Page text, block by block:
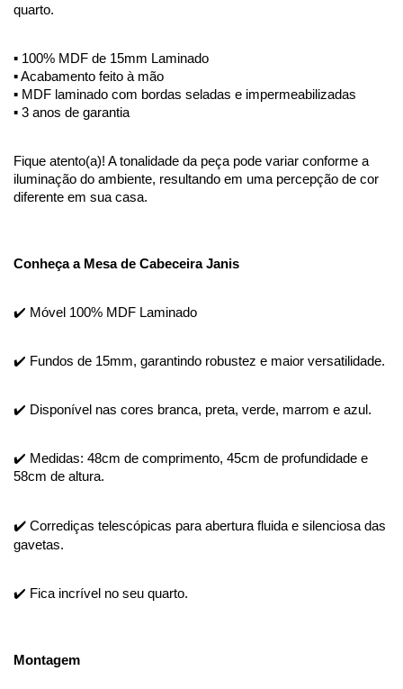
quarto.
▪️ 100% MDF de 15mm Laminado
▪️ Acabamento feito à mão
▪️ MDF laminado com bordas seladas e impermeabilizadas
▪️ 3 anos de garantia
Fique atento(a)! A tonalidade da peça pode variar conforme a
iluminação do ambiente, resultando em uma percepção de cor
diferente em sua casa.
Conheça a Mesa de Cabeceira Janis
✔️ Móvel 100% MDF Laminado
✔️ Fundos de 15mm, garantindo robustez e maior versatilidade.
✔️ Disponível nas cores branca, preta, verde, marrom e azul.
✔️ Medidas: 48cm de comprimento, 45cm de profundidade e
58cm de altura.
✔️ Corrediças telescópicas para abertura fluida e silenciosa das
gavetas.
✔️ Fica incrível no seu quarto.
Montagem